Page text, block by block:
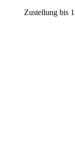
Zustellung bis